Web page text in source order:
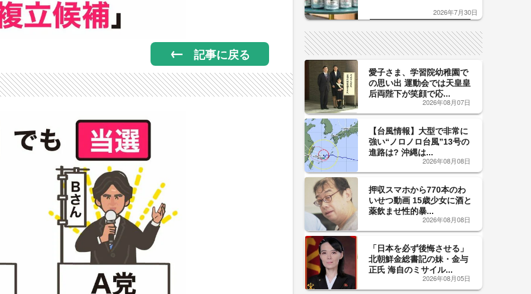
記事に戻る
した「辛口カーブ」が飲み頃の
2026年7月30日
愛子さま、学習院幼稚園で
の思い出 運動会では天皇皇
后両陛下が笑顔で応...
2026年08月07日
【台風情報】大型で非常に
強い“ノロノロ台風”13号の
進路は? 沖縄は...
2026年08月08日
押収スマホから770本のわ
いせつ動画 15歳少女に酒と
薬飲ませ性的暴...
2026年08月08日
「日本を必ず後悔させる」
北朝鮮金総書記の妹・金与
正氏 海自のミサイル...
2026年08月05日